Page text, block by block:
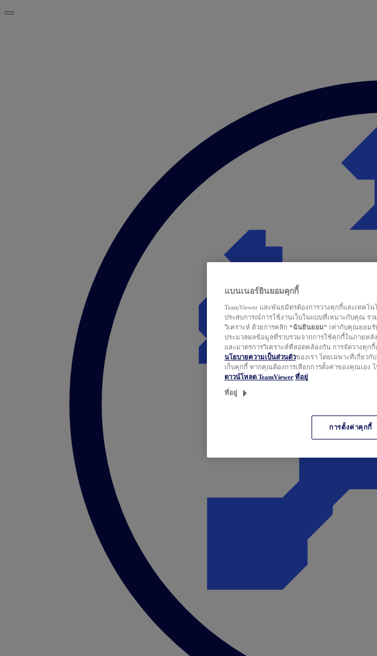
แบนเนอร์ยินยอมคุกกี้
TeamViewer และพันธมิตรต้องการวางคุกกี้และเท
ประสบการณ์การใช้งานเว็บในแบบที่เหมาะกับคุณ รว
วิเคราะห์ ด้วยการคลิก “ฉันยินยอม” เท่ากับคุณยอมรั
ประมวลผลข้อมูลที่รวบรวมจากการใช้คุกกี้ในภายห
และมาตรการวิเคราะห์ที่สอดคล้องกัน การจัดวางคุก
นโยบายความเป็นส่วนตัวของเรา โดยเฉพาะที่เกี่ยว
เก็บคุกกี้ หากคุณต้องการเลือกการตั้งค่าของคุณเอง
ดาวน์โหลด TeamViewer ที่อยู่
ที่อยู่
การตั้งค่าคุกกี้